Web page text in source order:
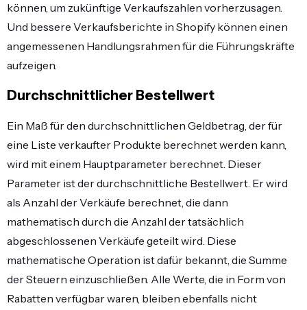
können, um zukünftige Verkaufszahlen vorherzusagen.
Und bessere Verkaufsberichte in Shopify können einen
angemessenen Handlungsrahmen für die Führungskräfte
aufzeigen.
Durchschnittlicher Bestellwert
Ein Maß für den durchschnittlichen Geldbetrag, der für
eine Liste verkaufter Produkte berechnet werden kann,
wird mit einem Hauptparameter berechnet. Dieser
Parameter ist der durchschnittliche Bestellwert. Er wird
als Anzahl der Verkäufe berechnet, die dann
mathematisch durch die Anzahl der tatsächlich
abgeschlossenen Verkäufe geteilt wird. Diese
mathematische Operation ist dafür bekannt, die Summe
der Steuern einzuschließen. Alle Werte, die in Form von
Rabatten verfügbar waren, bleiben ebenfalls nicht